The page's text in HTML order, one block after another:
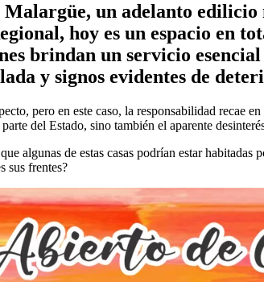
un adelanto
hoy es un espacio en
brindan un servicio
y signos evidentes de
pero en este caso, la responsabilidad recae
del Estado, sino también el aparente
algunas de estas casas podrían estar
sus frentes?